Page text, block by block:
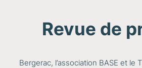
Revue de
Bergerac, l’association BASE et le